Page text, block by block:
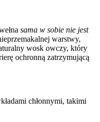
sama w sobie nie jest
warstwy,
wosk owczy, który
ochronną zatrzymującą
chłonnymi, takimi